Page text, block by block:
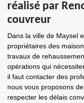
réalisé par
couvreur
Dans la ville de Maysel
propriétaires des
travaux de
opérations qui
il faut contacter des
nous vous proposons
respecter les délais